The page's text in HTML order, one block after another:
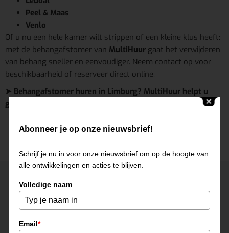
Peel & Maas
Venlo
Of u nu een hele kamer wilt strippen of een kleine klus heeft:
met de behangafstomer van MultiHuur gaat het verwijderen
van behang sneller en eenvoudiger. Neem contact op voor
beschikbaarheid of reserveer direct online.
➤ Behangafstomer huren in Limburg? MultiHuur helpt u
graag!
Neem contact op
ROERMOND
0475-331500
Abonneer je op onze nieuwsbrief!
Schrijf je nu in voor onze nieuwsbrief om op de hoogte van
alle ontwikkelingen en acties te blijven.
Volledige naam
Email*